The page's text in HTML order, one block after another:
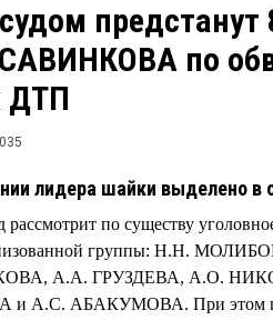
предстанут
САВИНКОВА по
ДТП
лидера шайки выделено в
по существу
группы: Н.Н.
А.А. ГРУЗДЕВА, А.О.
АБАКУМОВА. При этом